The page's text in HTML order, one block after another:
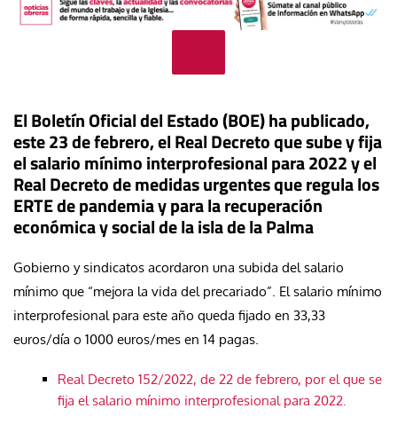
El Boletín Oficial del Estado (BOE) ha publicado,
este 23 de febrero, el Real Decreto que sube y fija
el salario mínimo interprofesional para 2022 y el
Real Decreto de medidas urgentes que regula los
ERTE de pandemia y para la recuperación
económica y social de la isla de la Palma
Gobierno y sindicatos acordaron una subida del salario
mínimo que “mejora la vida del precariado”. El salario mínimo
interprofesional para este año queda fijado en 33,33
euros/día o 1000 euros/mes en 14 pagas.
Real Decreto 152/2022, de 22 de febrero, por el que se
fija el salario mínimo interprofesional para 2022.